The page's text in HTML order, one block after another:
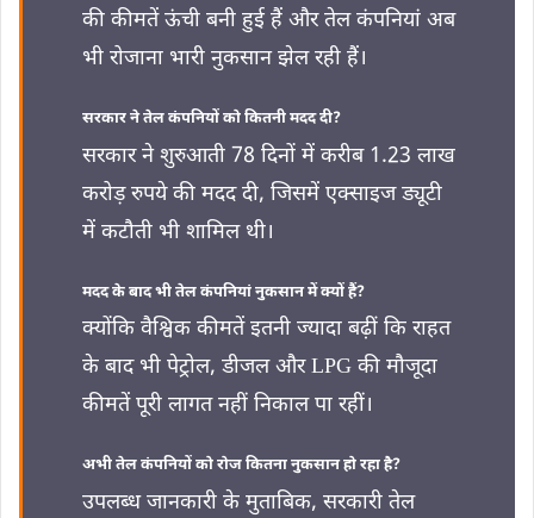
की कीमतें ऊंची बनी हुई हैं और तेल कंपनियां अब
भी रोजाना भारी नुकसान झेल रही हैं।
सरकार ने तेल कंपनियों को कितनी मदद दी?
सरकार ने शुरुआती 78 दिनों में करीब 1.23 लाख
करोड़ रुपये की मदद दी, जिसमें एक्साइज ड्यूटी
में कटौती भी शामिल थी।
मदद के बाद भी तेल कंपनियां नुकसान में क्यों हैं?
क्योंकि वैश्विक कीमतें इतनी ज्यादा बढ़ीं कि राहत
के बाद भी पेट्रोल, डीजल और LPG की मौजूदा
कीमतें पूरी लागत नहीं निकाल पा रहीं।
अभी तेल कंपनियों को रोज कितना नुकसान हो रहा है?
उपलब्ध जानकारी के मुताबिक, सरकारी तेल